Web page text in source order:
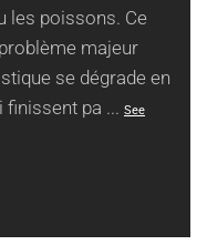
les poissons. Ce
majeur
se dégrade en
finissent pa ... See